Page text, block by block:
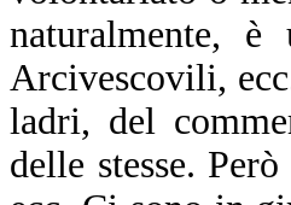
naturalmente,
Arcivescovili,
ladri, del
delle stesse.